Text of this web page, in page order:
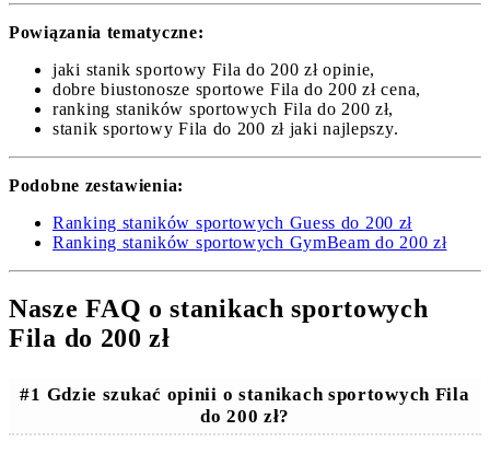
Powiązania tematyczne:
jaki stanik sportowy Fila do 200 zł opinie,
dobre biustonosze sportowe Fila do 200 zł cena,
ranking staników sportowych Fila do 200 zł,
stanik sportowy Fila do 200 zł jaki najlepszy.
Podobne zestawienia:
Ranking staników sportowych Guess do 200 zł
Ranking staników sportowych GymBeam do 200 zł
Nasze FAQ o stanikach sportowych
Fila do 200 zł
#1 Gdzie szukać opinii o stanikach sportowych Fila
do 200 zł?